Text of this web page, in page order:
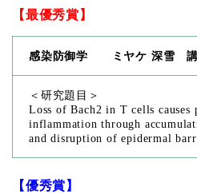
【最優秀賞】
感染防御学 ミヤケ 深雪
＜研究題目＞
Loss of Bach2 in T cells causes
inflammation through
and disruption of epidermal
【優秀賞】